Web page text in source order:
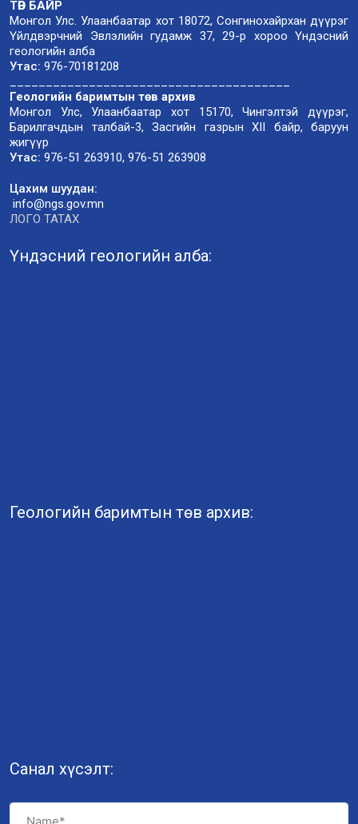
ТӨВ БАЙР
Монгол Улс. Улаанбаатар хот 18072, Сонгинохайрхан дүүрэг
Үйлдвэрчний Эвлэлийн гудамж 37, 29-р хороо Үндэсний
геологийн алба
Утас: 976-70181208
Геологийн баримтын төв архив
Монгол Улс, Улаанбаатар хот 15170, Чингэлтэй дүүрэг,
Барилгачдын талбай-3, Засгийн газрын XII байр, баруун
жигүүр
Утас: 976-51 263910, 976-51 263908
Цахим шуудан:
info@ngs.gov.mn
ЛОГО ТАТАХ
Үндэсний геологийн алба:
Геологийн баримтын төв архив:
Санал хүсэлт: